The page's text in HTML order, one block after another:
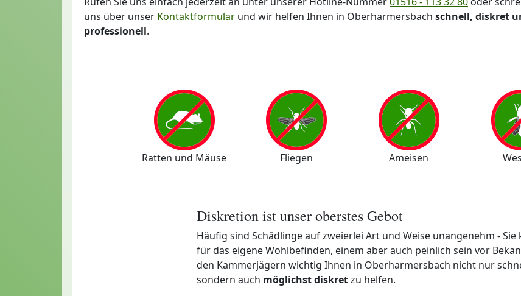
uns über unser Kontaktformular und wir helfen Ihnen in Oberharmersbach schnell, diskret
professionell.
Ratten und Mäuse Fliegen Ameisen
Diskretion ist unser oberstes Gebot
Häufig sind Schädlinge auf zweierlei Art und Weise unangenehm - Sie
für das eigene Wohlbefinden, einem aber auch peinlich sein vor
den Kammerjägern wichtig Ihnen in Oberharmersbach nicht nur
sondern auch möglichst diskretzu helfen.